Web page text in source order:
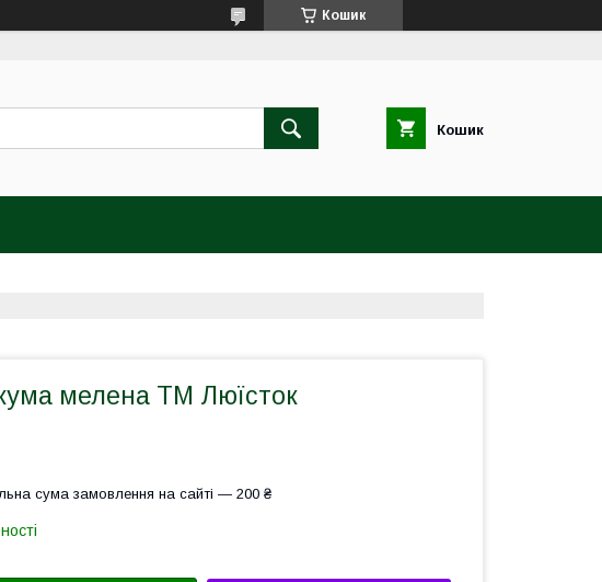
Кошик
Кошик
мелена ТМ Люїсток
сума замовлення на сайті — 200 ₴